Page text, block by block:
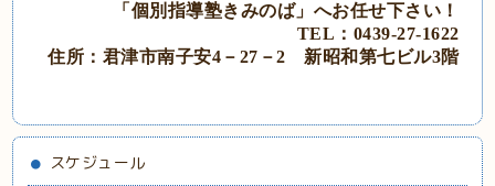
「個別指導塾きみのば」 へお任せ下さい！
TEL：0439‐27‐1622
住所：君津市南子安4－27－2 新昭和第七ビル3階
スケジュール